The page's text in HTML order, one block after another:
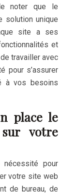
noter que le
solution unique
site a ses
et
travailler avec
pour s’assurer
à vos besoins
place le
votre
pour
votre site web
de bureau, de